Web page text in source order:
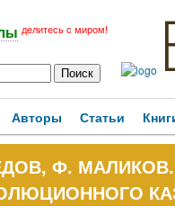
делитесь с миром!
Авторы Статьи
Ф.